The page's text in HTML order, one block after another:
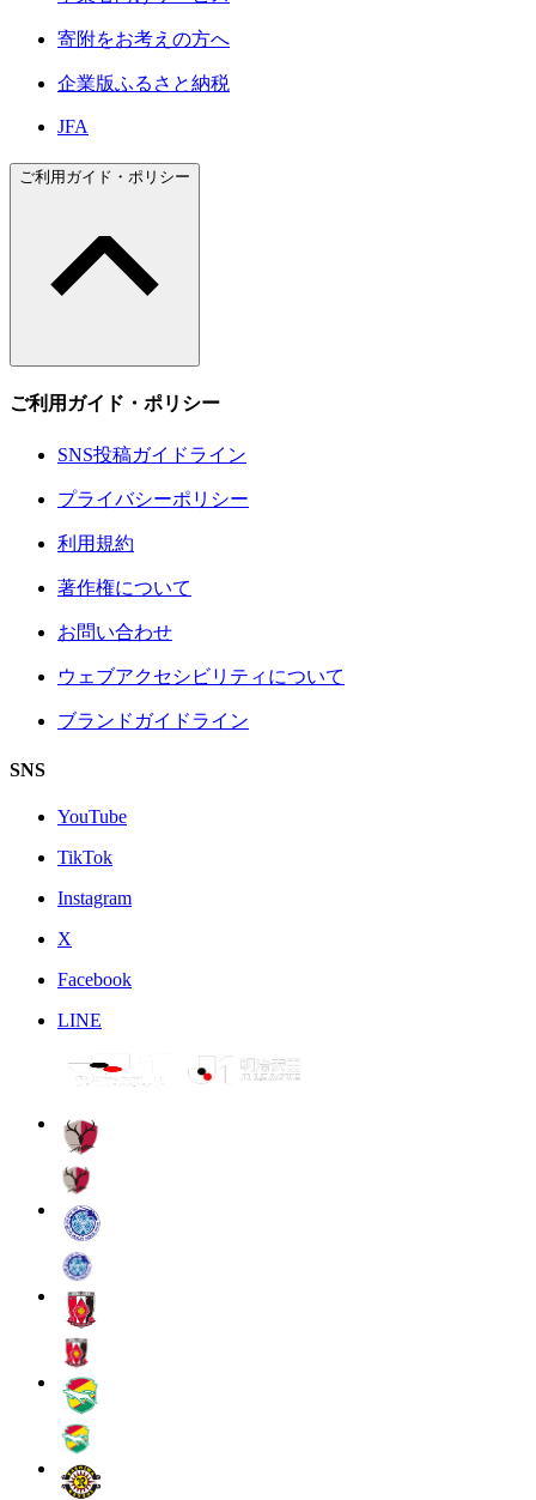
寄附をお考えの方へ
企業版ふるさと納税
JFA
ご利用ガイド・ポリシー
ご利用ガイド・ポリシー
SNS投稿ガイドライン
プライバシーポリシー
利用規約
著作権について
お問い合わせ
ウェブアクセシビリティについて
ブランドガイドライン
SNS
YouTube
TikTok
Instagram
X
Facebook
LINE